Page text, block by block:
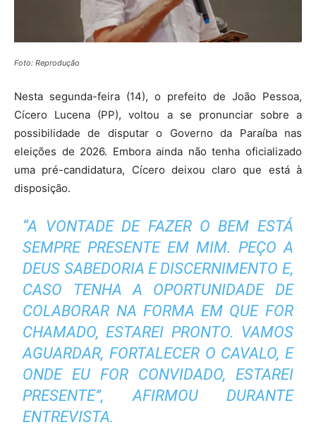
Foto: Reprodução
Nesta segunda-feira (14), o prefeito de João Pessoa,
Cícero Lucena (PP), voltou a se pronunciar sobre a
possibilidade de disputar o Governo da Paraíba nas
eleições de 2026. Embora ainda não tenha oficializado
uma pré-candidatura, Cícero deixou claro que está à
disposição.
“A VONTADE DE FAZER O BEM ESTÁ
SEMPRE PRESENTE EM MIM. PEÇO A
DEUS SABEDORIA E DISCERNIMENTO E,
CASO TENHA A OPORTUNIDADE DE
COLABORAR NA FORMA EM QUE FOR
CHAMADO, ESTAREI PRONTO. VAMOS
AGUARDAR, FORTALECER O CAVALO, E
ONDE EU FOR CONVIDADO, ESTAREI
PRESENTE”, AFIRMOU DURANTE
ENTREVISTA.